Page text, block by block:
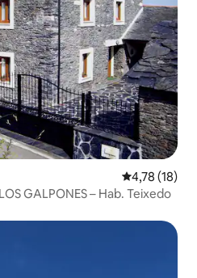
Średnia
4,78 (18)
GALPONES – Hab. Teixedo